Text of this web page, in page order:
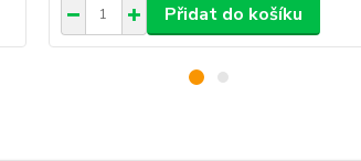
Přidat do košíku